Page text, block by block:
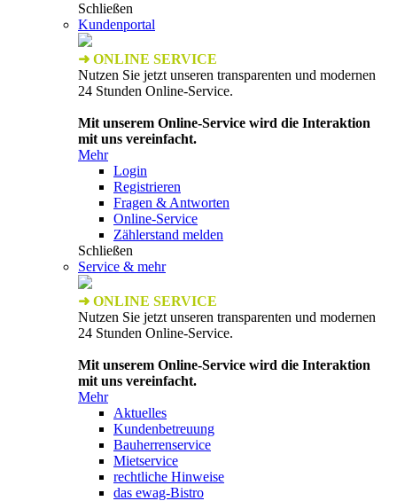
Schließen
Kundenportal
➜ ONLINE SERVICE
Nutzen Sie jetzt unseren transparenten und modernen
24 Stunden Online-Service.
Mit unserem Online-Service wird die Interaktion
mit uns vereinfacht.
Mehr
Login
Registrieren
Fragen & Antworten
Online-Service
Zählerstand melden
Schließen
Service & mehr
➜ ONLINE SERVICE
Nutzen Sie jetzt unseren transparenten und modernen
24 Stunden Online-Service.
Mit unserem Online-Service wird die Interaktion
mit uns vereinfacht.
Mehr
Aktuelles
Kundenbetreuung
Bauherrenservice
Mietservice
rechtliche Hinweise
das ewag-Bistro